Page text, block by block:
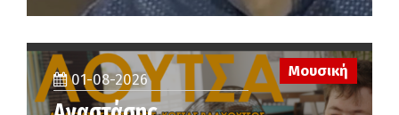
01-08-2026
Μουσική